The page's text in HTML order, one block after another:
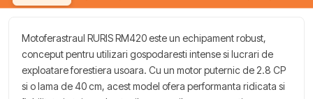
Motoferastraul RURIS RM420 este un echipament robust,
conceput pentru utilizari gospodaresti intense si lucrari de
exploatare forestiera usoara. Cu un motor puternic de 2.8 CP
si o lama de 40 cm, acest model ofera performanta ridicata si